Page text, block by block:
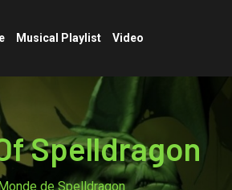
Musical Playlist Video
Spelldragon
de Spelldragon